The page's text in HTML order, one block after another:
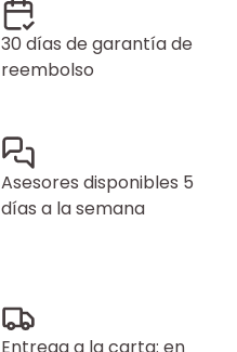
30 días de garantía de
reembolso
Asesores disponibles 5
días a la semana